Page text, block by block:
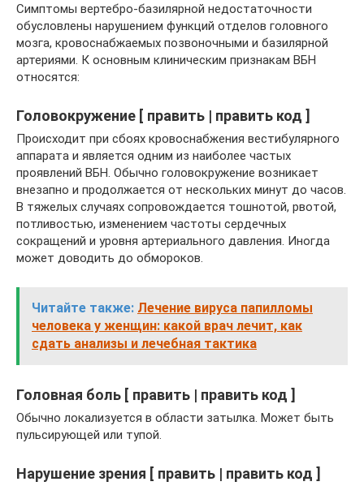
Симптомы вертебро-базилярной недостаточности
обусловлены нарушением функций отделов головного
мозга, кровоснабжаемых позвоночными и базилярной
артериями. К основным клиническим признакам ВБН
относятся:
Головокружение [ править | править код ]
Происходит при сбоях кровоснабжения вестибулярного
аппарата и является одним из наиболее частых
проявлений ВБН. Обычно головокружение возникает
внезапно и продолжается от нескольких минут до часов.
В тяжелых случаях сопровождается тошнотой, рвотой,
потливостью, изменением частоты сердечных
сокращений и уровня артериального давления. Иногда
может доводить до обмороков.
Читайте также: Лечение вируса папилломы
человека у женщин: какой врач лечит, как
сдать анализы и лечебная тактика
Головная боль [ править | править код ]
Обычно локализуется в области затылка. Может быть
пульсирующей или тупой.
Нарушение зрения [ править | править код ]